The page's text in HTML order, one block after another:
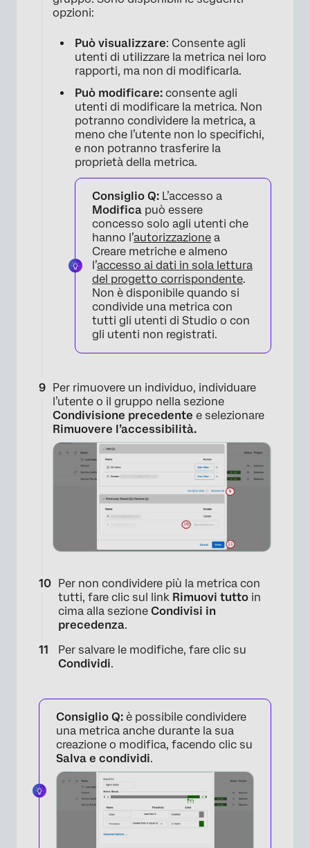
opzioni:
Può visualizzare: Consente agli
utenti di utilizzare la metrica nei loro
rapporti, ma non di modificarla.
Può modificare: consente agli
utenti di modificare la metrica. Non
potranno condividere la metrica, a
meno che l’utente non lo specifichi,
e non potranno trasferire la
proprietà della metrica.
Consiglio Q: L’accesso a
Modifica può essere
concesso solo agli utenti che
hanno l’autorizzazione a
Creare metriche e almeno
l’accesso ai dati in sola lettura
del progetto corrispondente.
Non è disponibile quando si
condivide una metrica con
tutti gli utenti di Studio o con
gli utenti non registrati.
Per rimuovere un individuo, individuare
l’utente o il gruppo nella sezione
Condivisione precedente e selezionare
Rimuovere l’accessibilità.
×
Per non condividere più la metrica con
tutti, fare clic sul link Rimuovi tutto in
cima alla sezione Condivisi in
precedenza.
Per salvare le modifiche, fare clic su
Condividi.
Consiglio Q: è possibile condividere
una metrica anche durante la sua
creazione o modifica, facendo clic su
Salva e condividi.